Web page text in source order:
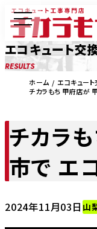
エコキュート交
RESULTS
ホーム エコキュー
チカラもち 甲府店が
チカラ
市で エ
2024年11月03日 山